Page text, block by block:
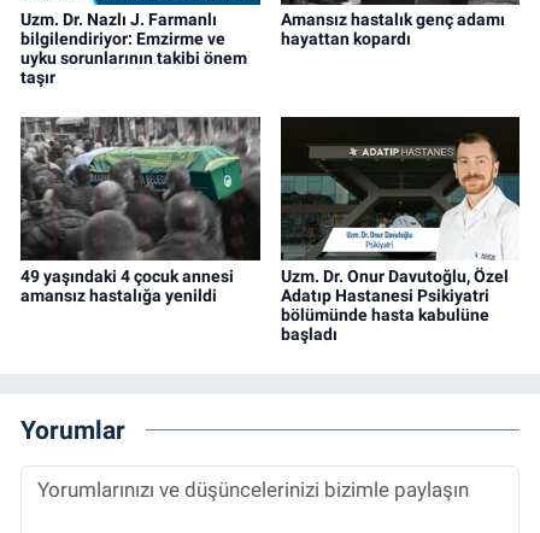
Uzm. Dr. Nazlı J. Farmanlı
bilgilendiriyor: Emzirme ve
uyku sorunlarının takibi önem
taşır
Amansız hastalık genç adamı
hayattan kopardı
49 yaşındaki 4 çocuk annesi
amansız hastalığa yenildi
Uzm. Dr. Onur Davutoğlu, Özel
Adatıp Hastanesi Psikiyatri
bölümünde hasta kabulüne
başladı
Yorumlar